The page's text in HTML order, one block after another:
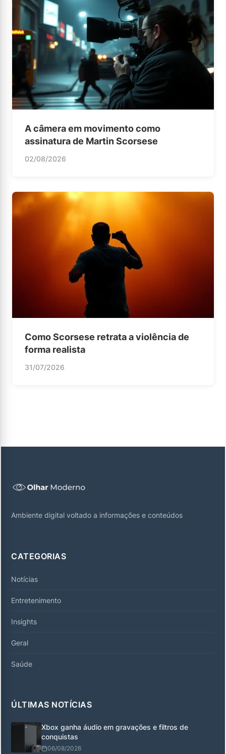
A câmera em movimento como
assinatura de Martin Scorsese
02/08/2026
Como Scorsese retrata a violência de
forma realista
31/07/2026
Ambiente digital voltado a informações e conteúdos
CATEGORIAS
Notícias
Entretenimento
Insights
Geral
Saúde
ÚLTIMAS NOTÍCIAS
Xbox ganha áudio em gravações e filtros de
conquistas
06/08/2026